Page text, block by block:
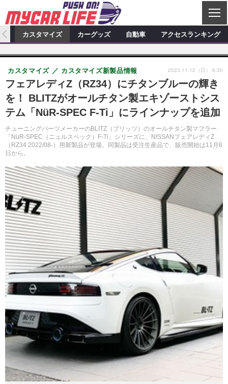
C
L
S
カーオーディオ
特集記事 新製品情報
プロショップ検索 ショップ訪問記
カーオーディオニュース デモカー製作記
その他
カスタマイズ
カスタマイズ特集記事 カスタマイズ新製品情報
カスタマイズニュース
カーグッズ
カーグッズ特集記事 カーグッズ新製品情報
自動車
スクープ
カスタマイズ カーグッズ 自動車 アクセスランキング
フェアレディZ（RZ34）にチタンブルーの輝き
を！ BLITZがオールチタン製エキゾーストシス
テム「NüR-SPEC F-Ti」にラインナップを追加
チューニングパーツメーカーのBLITZ（ブリッツ）のオールチタン製マフラー
「NüR-SPEC（ニュルスペック）F-Ti」シリーズに、NISSANフェアレディZ
（RZ34 2022/08-）用新製品が登場。同製品は受注生産品で、販売開始は11月6
日から。
カスタマイズ カスタマイズ新製品情報 2023.11.12（日） 6:30